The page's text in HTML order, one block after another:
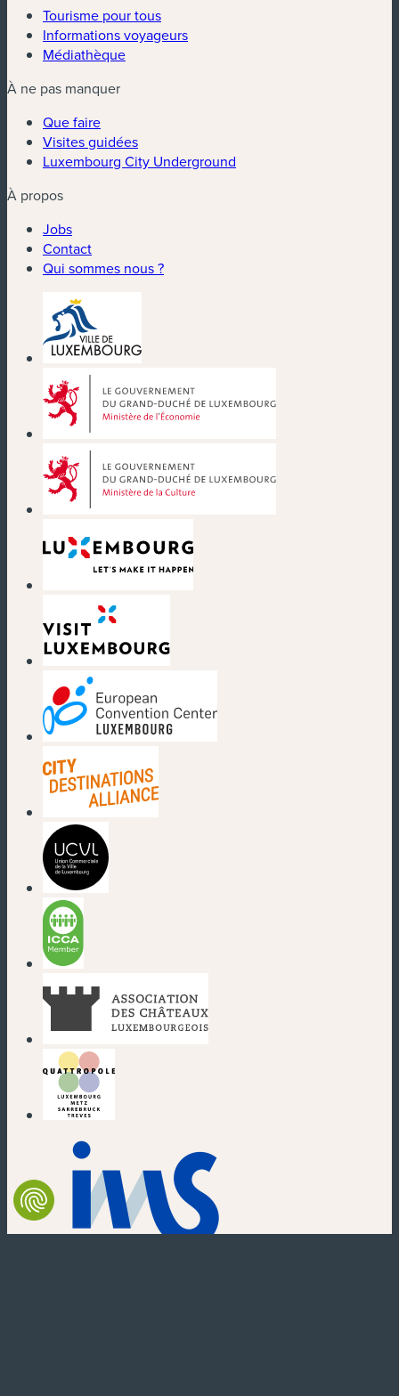
Tourisme pour tous
Informations voyageurs
Médiathèque
À ne pas manquer
Que faire
Visites guidées
Luxembourg City Underground
À propos
Jobs
Contact
Qui sommes nous ?